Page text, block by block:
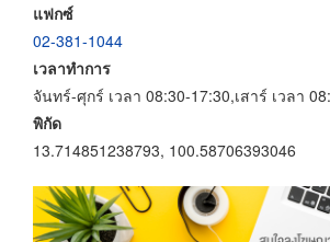
แฟกซ์
02-381-1044
เวลาทำการ
จันทร์-ศุกร์ เวลา 08:30-17:30,เสาร์ เวลา
พิกัด
13.714851238793, 100.58706393046